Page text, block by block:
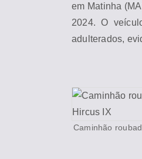
em Matinha (MA
2024. O
adulterados,
Caminhão